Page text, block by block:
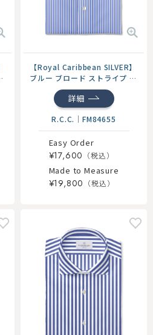
【Royal Caribbean SILVER】
ブルー ブロード ストライプ ド
レスシャツ
詳細
R.C.C. ｜ FM84655
Easy Order
¥17,600
Made to Measure
¥19,800